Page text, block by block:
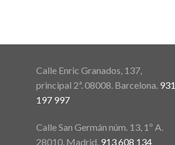
Calle Enric Granados, 137,
principal 2ª. 08008. Barcelona. 931
197 997
Calle San Germán núm. 13, 1º A.
28010. Madrid. 913 608 134